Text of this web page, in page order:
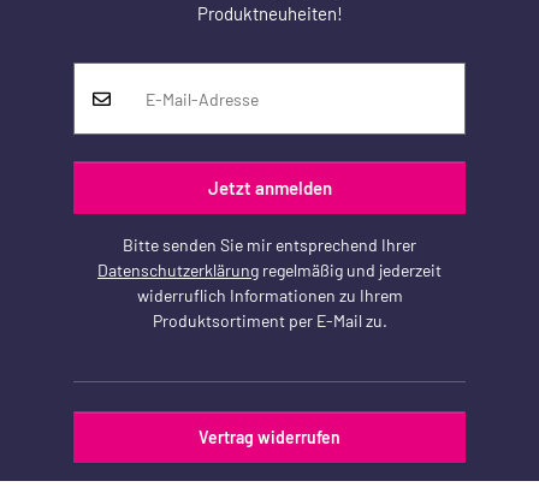
Produktneuheiten!
Jetzt anmelden
Bitte senden Sie mir entsprechend Ihrer
Datenschutzerklärung regelmäßig und jederzeit
widerruflich Informationen zu Ihrem
Produktsortiment per E-Mail zu.
Vertrag widerrufen